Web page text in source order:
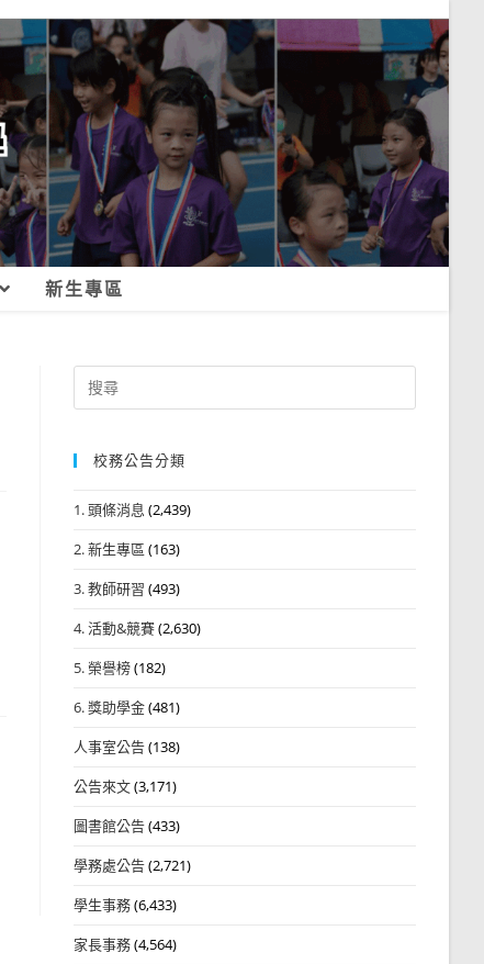
新生專區
Search
for:
校務公告分類
1. 頭條消息 (2,439)
2. 新生專區 (163)
3. 教師研習 (493)
4. 活動&競賽(2,630)
5. 榮譽榜(182)
6. 獎助學金(481)
人事室公告(138)
公告來文(3,171)
圖書館公告(433)
學務處公告(2,721)
學生事務(6,433)
家長事務(4,564)